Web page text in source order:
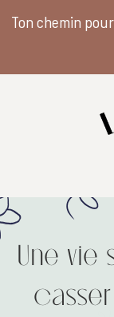
Une vie
casser
Ton chemin